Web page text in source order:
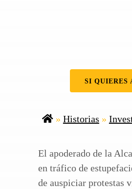
SI QUIERES
» Historias »
El apoderado de la
en tráfico de
de auspiciar protestas